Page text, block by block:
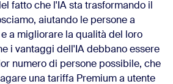
fatto che l'IA sta trasformando il
aiutando le persone a
a migliorare la qualità del loro
i vantaggi dell'IA debbano essere
numero di persone possibile, che
una tariffa Premium a utente